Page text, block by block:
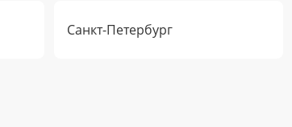
Санкт-Петербург